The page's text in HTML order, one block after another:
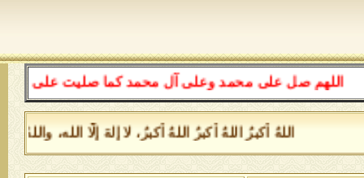
صل على محمد وعلى آل محمد كما صليت على إبراهيم
اللهُ أكبرُ اللهُ أكبرُ اللهُ أكبرُ، لا إلهَ إلَّا الله،